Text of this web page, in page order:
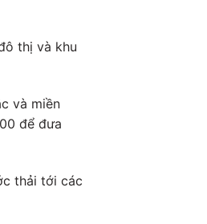
thị và khu
và miền
để đưa
thải tới các